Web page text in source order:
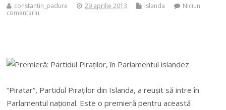
constantin_padure 29 aprilie 2013 Islanda
Niciun
comentariu
“Piratar”, Partidul Piraților din Islanda, a reușit să intre în
Parlamentul național. Este o premieră pentru această